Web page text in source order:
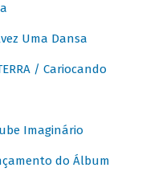
Uma Dansa
/ Cariocando
Imaginário
do Álbum